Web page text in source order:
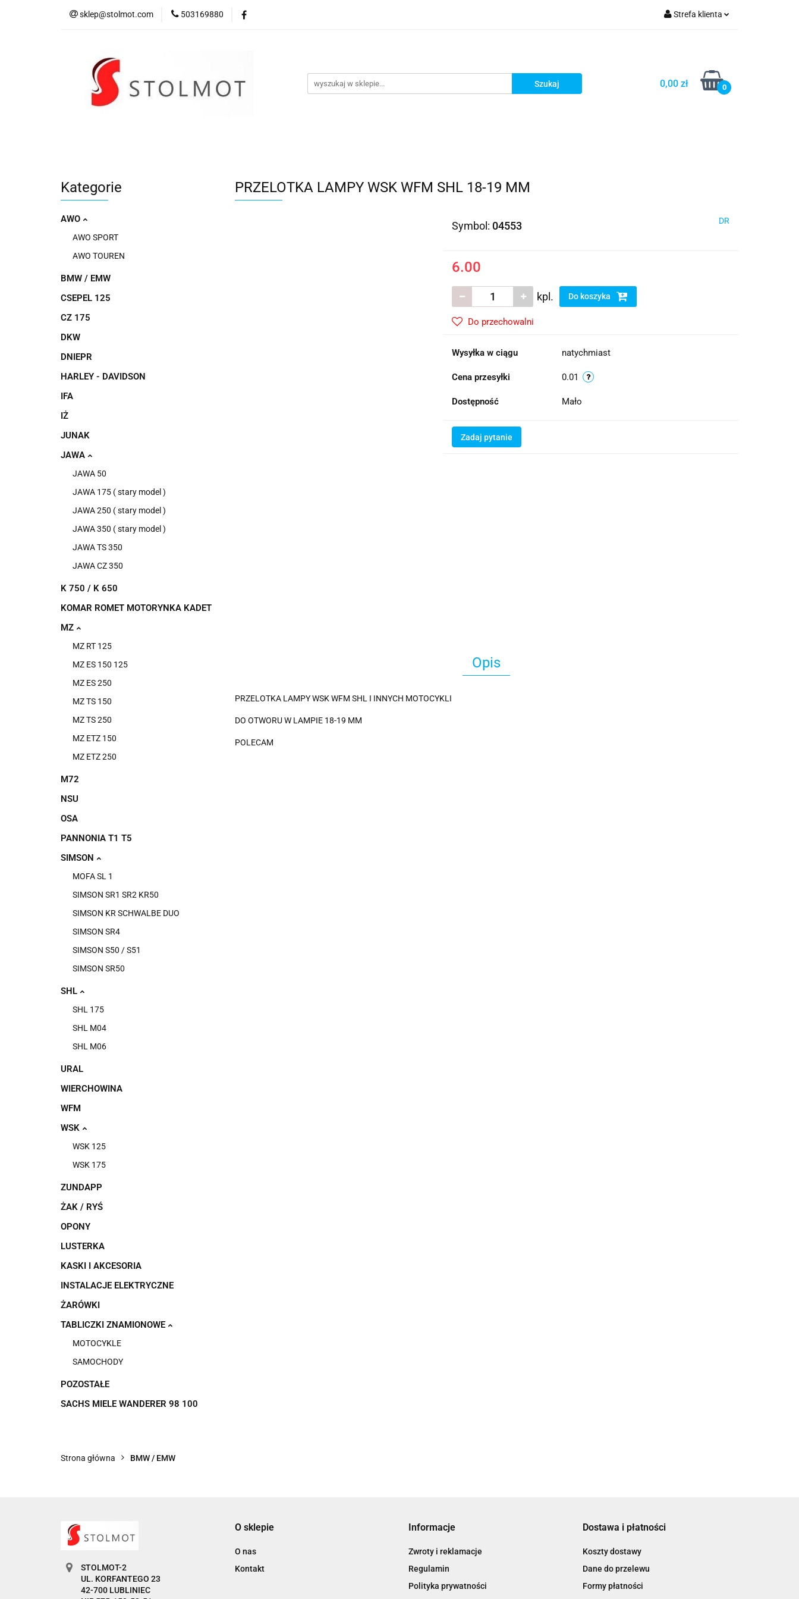
sklep@stolmot.com 503169880 Strefa klienta
Dodaj zgłoszenie
0,00 zł 0
Kategorie
AWO
AWO SPORT
AWO TOUREN
BMW / EMW
CSEPEL 125
CZ 175
DKW
DNIEPR
HARLEY - DAVIDSON
IFA
IŻ
JUNAK
JAWA
JAWA 50
JAWA 175 ( stary model )
JAWA 250 ( stary model )
JAWA 350 ( stary model )
JAWA TS 350
JAWA CZ 350
K 750 / K 650
KOMAR ROMET MOTORYNKA KADET
MZ
MZ RT 125
MZ ES 150 125
MZ ES 250
MZ TS 150
MZ TS 250
MZ ETZ 150
MZ ETZ 250
M72
NSU
OSA
PANNONIA T1 T5
SIMSON
MOFA SL 1
SIMSON SR1 SR2 KR50
SIMSON KR SCHWALBE DUO
SIMSON SR4
SIMSON S50 / S51
SIMSON SR50
SHL
SHL 175
SHL M04
SHL M06
URAL
WIERCHOWINA
WFM
WSK
WSK 125
WSK 175
ZUNDAPP
ŻAK / RYŚ
OPONY
LUSTERKA
KASKI I AKCESORIA
INSTALACJE ELEKTRYCZNE
ŻARÓWKI
TABLICZKI ZNAMIONOWE
MOTOCYKLE
SAMOCHODY
POZOSTAŁE
SACHS MIELE WANDERER 98 100
PRZELOTKA LAMPY WSK WFM SHL 18-19 MM
Symbol: 04553 DR
6.00
kpl. Do koszyka
Do przechowalni
Wysyłka w ciągu natychmiast
Cena przesyłki 0.01
Dostępność Mało
Zadaj pytanie
Opis
PRZELOTKA LAMPY WSK WFM SHL I INNYCH MOTOCYKLI
DO OTWORU W LAMPIE 18-19 MM
POLECAM
Strona główna BMW / EMW
STOLMOT-2
UL. KORFANTEGO 23
42-700 LUBLINIEC
O sklepie
O nas
Kontakt
Informacje
Zwroty i reklamacje
Regulamin
Polityka prywatności
Dostawa i płatności
Koszty dostawy
Dane do przelewu
Formy płatności